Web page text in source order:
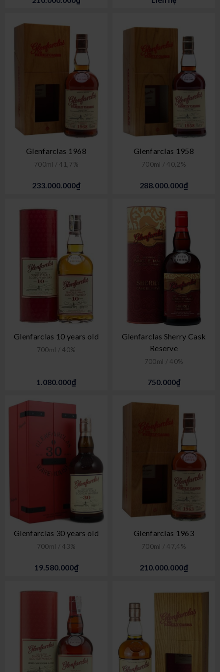
Glenfarclas 1968
700ml / 41,7%
233.000.000₫
Glenfarclas 1958
700ml / 40,2%
288.000.000₫
Glenfarclas 10 years old
700ml / 40%
1.080.000₫
Glenfarclas Sherry Cask
Reserve
700ml / 40%
750.000₫
Glenfarclas 30 years old
700ml / 43%
19.580.000₫
Glenfarclas 1963
700ml / 47,4%
210.000.000₫